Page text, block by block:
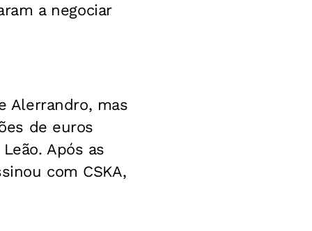
a negociar
Alerrandro, mas
de euros
Após as
com CSKA,